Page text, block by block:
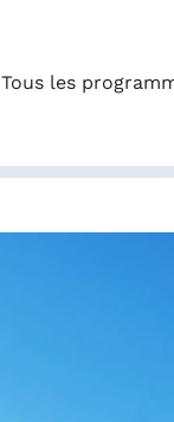
Tous les